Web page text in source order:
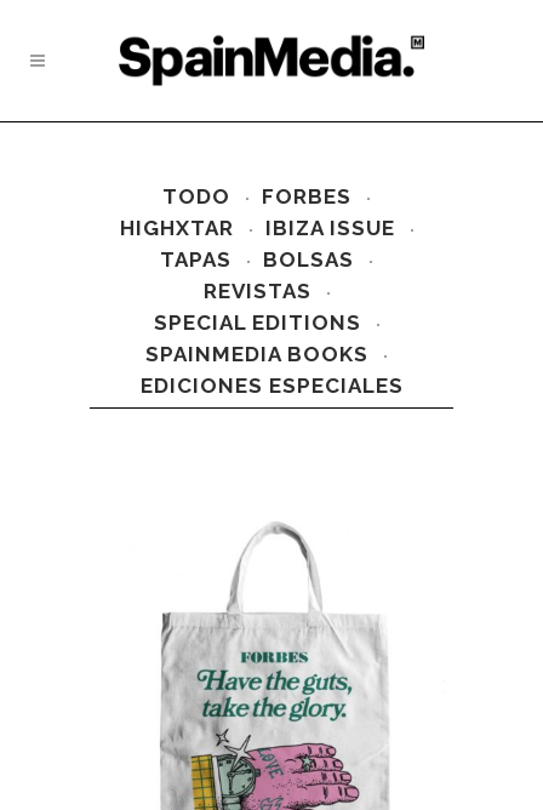
TODO
FORBES
HIGHXTAR
IBIZA ISSUE
TAPAS
BOLSAS
REVISTAS
SPECIAL EDITIONS
SPAINMEDIA BOOKS
EDICIONES ESPECIALES